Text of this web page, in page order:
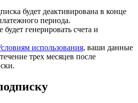
будет деактивирована в конце
периода.
генерировать счета и
использования, ваши данные
трех месяцев после